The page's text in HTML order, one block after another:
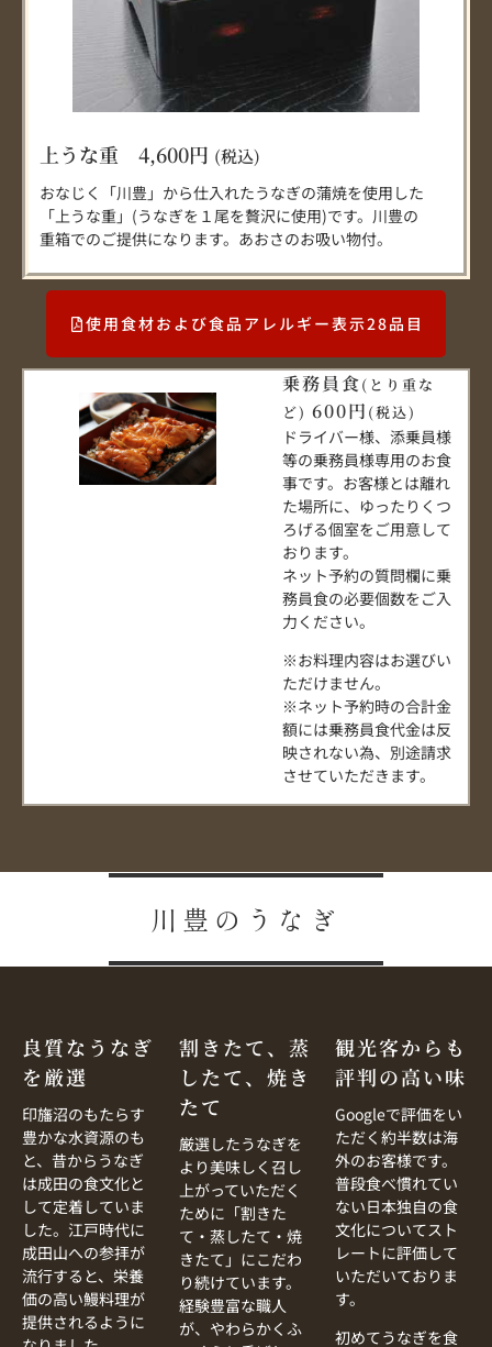
上うな重 4,600円 (税込)
おなじく「川豊」から仕入れたうなぎの蒲焼を使用した
「上うな重」(うなぎを１尾を贅沢に使用)です。川豊の
重箱でのご提供になります。あおさのお吸い物付。
使用食材および食品アレルギー表示28品目
乗務員食(とり重な
ど)600円 (税込)
ドライバー様、添乗員様
等の乗務員様専用のお食
事です。お客様とは離れ
た場所に、ゆったりくつ
ろげる個室をご用意して
おります。
ネット予約の質問欄に乗
務員食の必要個数をご入
力ください。
※お料理内容はお選びい
ただけません。
※ネット予約時の合計金
額には乗務員食代金は反
映されない為、別途請求
させていただきます。
川豊のうなぎ
良質なうなぎ
を厳選
印旛沼のもたらす
豊かな水資源のも
と、昔からうなぎ
は成田の食文化と
して定着していま
した。江戸時代に
成田山への参拝が
流行すると、栄養
価の高い鰻料理が
提供されるように
割きたて、蒸
したて、焼き
たて
厳選したうなぎを
より美味しく召し
上がっていただく
ために「割きた
て・蒸したて・焼
きたて」にこだわ
り続けています。
経験豊富な職人
が、やわらかくふ
観光客からも
評判の高い味
Googleで評価をい
ただく約半数は海
外のお客様です。
普段食べ慣れてい
ない日本独自の食
文化についてスト
レートに評価して
いただいておりま
す。
初めてうなぎを食